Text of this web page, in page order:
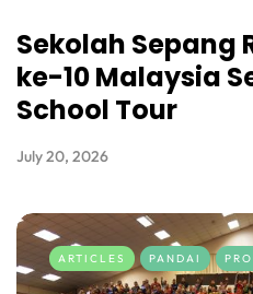
Sekolah Sepang
ke-10 Malaysia
School Tour
July 20, 2026
ARTICLES PANDAI